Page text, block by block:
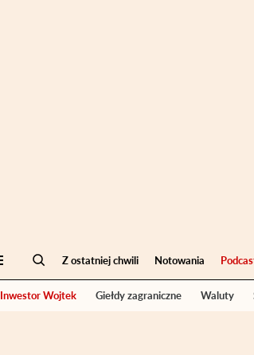
Z ostatniej chwili Notowania
Inwestor Wojtek Giełdy zagraniczne Waluty